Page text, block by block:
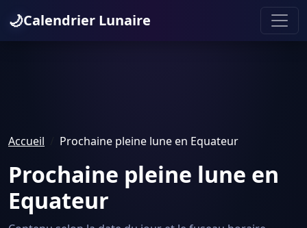
🌙Calendrier Lunaire
Accueil Prochaine pleine lune en Equateur
Prochaine pleine lune en
Equateur